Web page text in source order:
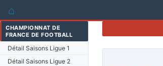
⌂
CHAMPIONNAT DE
FRANCE DE FOOTBALL
Détail Saisons Ligue 1
Détail Saisons Ligue 2